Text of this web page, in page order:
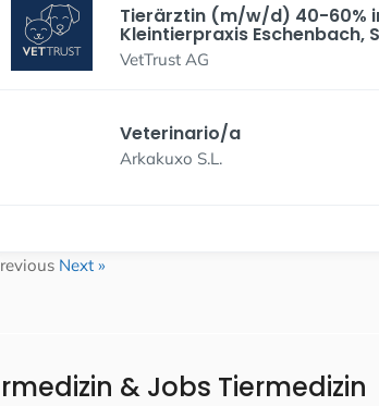
Tierärztin (m/w/d) 40-60%
Kleintierpraxis Eschenbach,
VetTrust AG
Veterinario/a
Arkakuxo S.L.
Next »
& Jobs Tiermedizin